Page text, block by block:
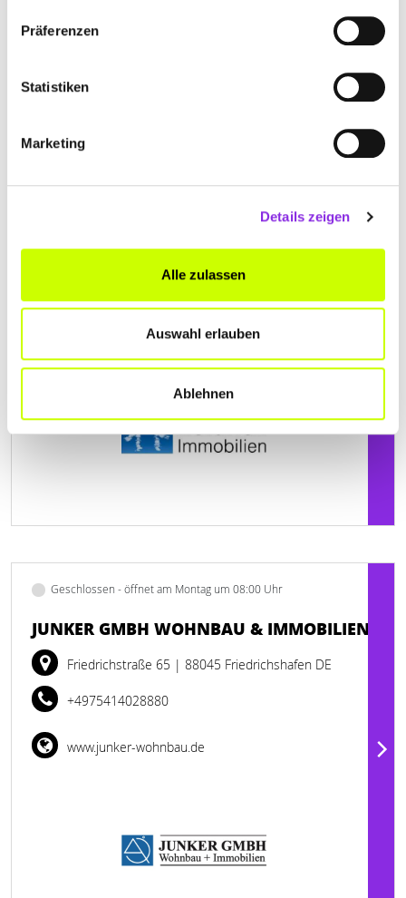
Präferenzen
Statistiken
Marketing
Details zeigen
Alle zulassen
Auswahl erlauben
Ablehnen
Reischberghalde 20| 88410 Bad Wurzach DE
www.herdrich-immobilien.de
Geschlossen - öffnet am Montag um 08:00 Uhr
JUNKER GMBH WOHNBAU & IMMOBILIEN
Friedrichstraße 65 | 88045 Friedrichshafen DE
+4975414028880
www.junker-wohnbau.de